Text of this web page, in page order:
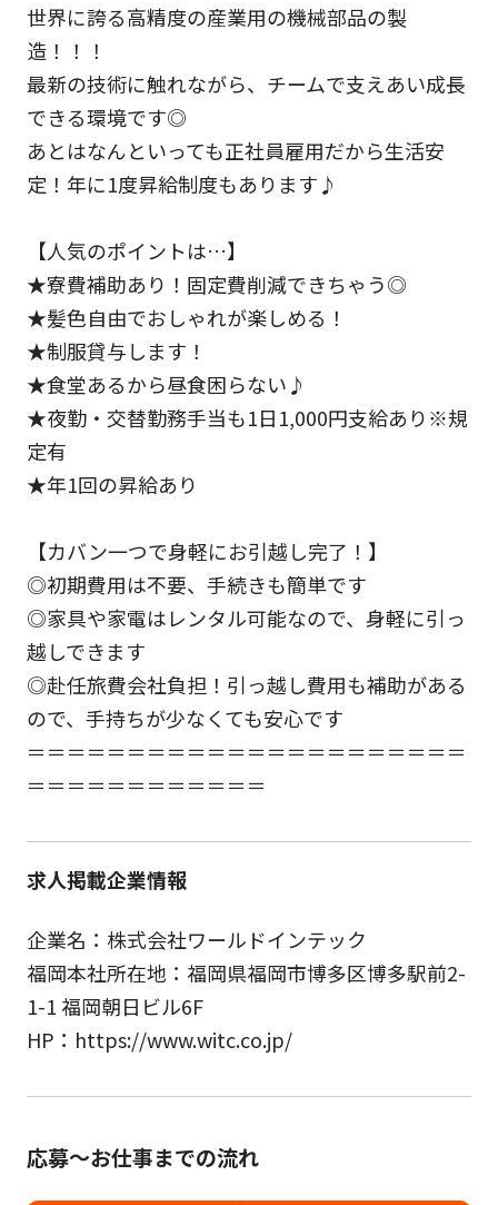
世界に誇る高精度の産業用の機械部品の製
造！！！
最新の技術に触れながら、チームで支えあい成長
できる環境です◎
あとはなんといっても正社員雇用だから生活安
定！年に1度昇給制度もあります♪
【人気のポイントは…】
★寮費補助あり！固定費削減できちゃう◎
★髪色自由でおしゃれが楽しめる！
★制服貸与します！
★食堂あるから昼食困らない♪
★夜勤・交替勤務手当も1日1,000円支給あり※規
定有
★年1回の昇給あり
【カバン一つで身軽にお引越し完了！】
◎初期費用は不要、手続きも簡単です
◎家具や家電はレンタル可能なので、身軽に引っ
越しできます
◎赴任旅費会社負担！引っ越し費用も補助がある
ので、手持ちが少なくても安心です
＝＝＝＝＝＝＝＝＝＝＝＝＝＝＝＝＝＝＝＝＝＝
＝＝＝＝＝＝＝＝＝＝＝＝
求人掲載企業情報
企業名：株式会社ワールドインテック
福岡本社所在地：福岡県福岡市博多区博多駅前2-
1-1 福岡朝日ビル6F
HP：https://www.witc.co.jp/
応募～お仕事までの流れ